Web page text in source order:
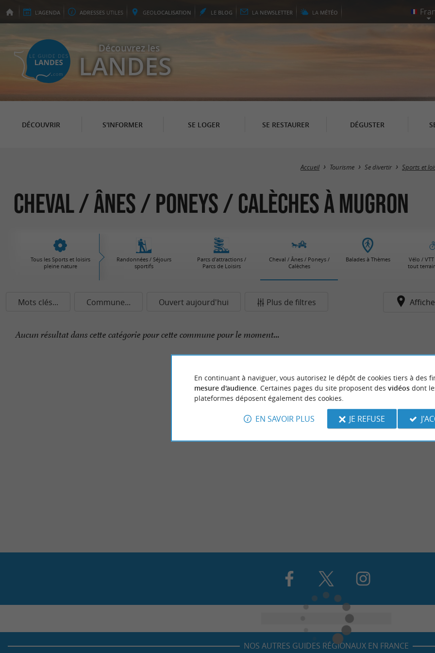
L'AGENDA ADRESSES UTILES GEOLOCALISATION LE BLOG LA NEWSLETTER LA MÉTÉO
Découvrez les
LANDES
DÉCOUVRIR S'INFORMER SE LOGER SE RESTAURER DÉGUSTER
Accueil Tourisme Se divertir Sports et
Cheval / Ânes / Poneys / Calèches à Mugron
Tous les Sports et loisirs
pleine nature
Randonnées / Séjours
sportifs
Parcs d'attractions /
Parcs de Loisirs
Cheval / Ânes / Poneys /
Calèches
Balades à Thèmes
Vélo /
tout
Mots clés... Commune... Ouvert aujourd'hui Plus de filtres
Aucun résultat dans cette catégorie pour cette commune pour le moment...
NOS AUTRES GUIDES RÉGIONAUX EN FRANCE
En continuant à naviguer, vous autorisez le dépôt de cookies tiers à des
mesure d'audience. Certaines pages du site proposent des vidéosdont
plateformes déposent également des cookies.
EN SAVOIR PLUS JE REFUSE